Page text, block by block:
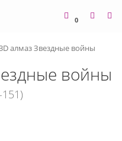
0
алмаз Звездные войны
войны